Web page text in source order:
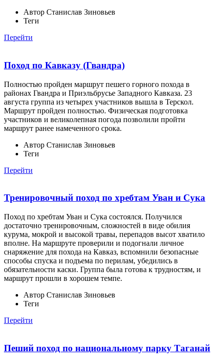
Автор Станислав Зиновьев
Теги
Перейти
Поход по Кавказу (Гвандра)
Полностью пройден маршрут пешего горного похода в
районах Гвандра и Приэльбрусье Западного Кавказа. 23
августа группа из четырех участников вышла в Терскол.
Маршрут пройден полностью. Физическая подготовка
участников и великолепная погода позволили пройти
маршрут ранее намеченного срока.
Автор Станислав Зиновьев
Теги
Перейти
Тренировочный поход по хребтам Уван и Сука
Поход по хребтам Уван и Сука состоялся. Получился
достаточно тренировочным, сложностей в виде обилия
курума, мокрой и высокой травы, перепадов высот хватило
вполне. На маршруте проверили и подогнали личное
снаряжение для похода на Кавказ, вспомнили безопасные
способы спуска и подъема по перилам, убедились в
обязательности каски. Группа была готова к трудностям, и
маршрут прошли в хорошем темпе.
Автор Станислав Зиновьев
Теги
Перейти
Пеший поход по национальному парку Таганай